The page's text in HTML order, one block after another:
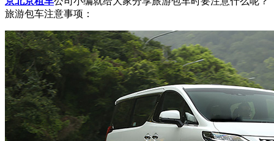
旅游包车注意事项：